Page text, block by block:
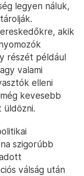
legyen náluk,
akik
részét például
valami
elleni
kevesebb
üldözni.
szigorúbb
válság után